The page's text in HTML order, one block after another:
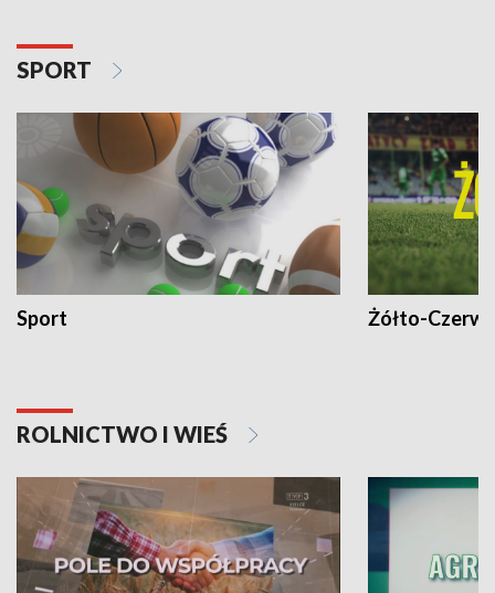
SPORT
Sport Żółto-
ROLNICTWO I WIEŚ